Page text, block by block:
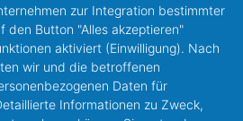
zur Integration bestimmter
den Button "Alles akzeptieren"
aktiviert (Einwilligung). Nach
wir und die betroffenen
Daten für
Informationen zu Zweck,